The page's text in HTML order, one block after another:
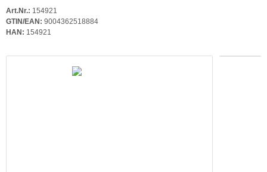
Art.Nr.: 154921
GTIN/EAN: 9004362518884
HAN: 154921